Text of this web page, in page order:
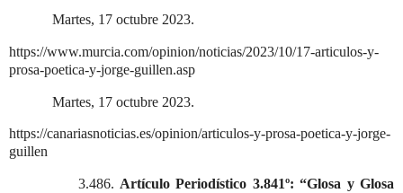
Martes, 17 octubre 2023.
https://www.murcia.com/opinion/noticias/2023/10/17-articulos-y-
prosa-poetica-y-jorge-guillen.asp
Martes, 17 octubre 2023.
https://canariasnoticias.es/opinion/articulos-y-prosa-poetica-y-jorge-
guillen
3.486. Artículo Periodístico 3.841º: “Glosa y Glosa